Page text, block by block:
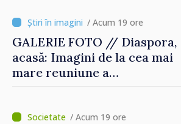
/ Acum 19 ore
GALERIE FOTO // Diaspora,
acasă: Imagini de la cea mai
mare reuniune a
/ Acum 19 ore